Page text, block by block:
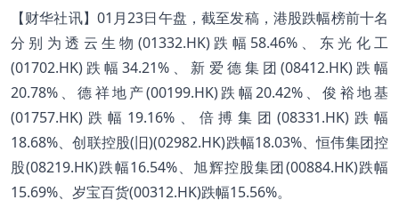
【财华社讯】01月23日午盘，截至发稿，港股跌幅榜前十名
分别为透云生物(01332.HK)跌幅58.46%、东光化工
(01702.HK)跌幅34.21%、新爱德集团(08412.HK)跌幅
20.78%、德祥地产(00199.HK)跌幅20.42%、俊裕地基
(01757.HK)跌幅19.16%、倍搏集团(08331.HK)跌幅
18.68%、创联控股(旧)(02982.HK)跌幅18.03%、恒伟集团控
股(08219.HK)跌幅16.54%、旭辉控股集团(00884.HK)跌幅
15.69%、岁宝百货(00312.HK)跌幅15.56%。